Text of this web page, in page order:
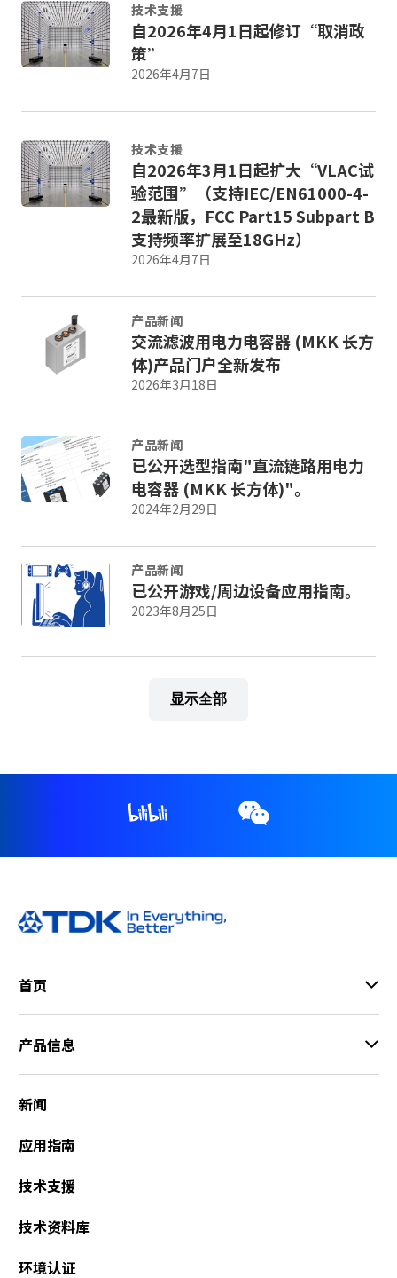
技术支援
自2026年4月1日起修订“取消政
策”
2026年4月7日
技术支援
自2026年3月1日起扩大“VLAC试
验范围”（支持IEC/EN61000-4-
2最新版，FCC Part15 Subpart B
支持频率扩展至18GHz）
2026年4月7日
产品新闻
交流滤波用电力电容器 (MKK 长方
体)产品门户全新发布
2026年3月18日
产品新闻
已公开选型指南"直流链路用电力
电容器 (MKK 长方体)"。
2024年2月29日
产品新闻
已公开游戏/周边设备应用指南。
2023年8月25日
显示全部
首页
产品信息
新闻
应用指南
技术支援
技术资料库
环境认证